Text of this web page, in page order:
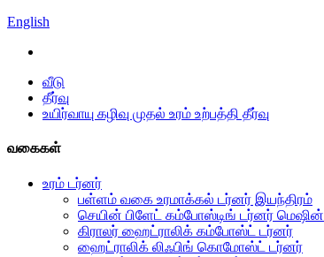
English
வீடு
தீர்வு
உயிர்வாயு கழிவு முதல் உரம் உற்பத்தி தீர்வு
வகைகள்
உரம் டர்னர்
பள்ளம் வகை உரமாக்கல் டர்னர் இயந்திரம்
செயின் பிளேட் கம்போஸ்டிங் டர்னர் மெஷின்
கிராலர் ஹைட்ராலிக் கம்போஸ்ட் டர்னர்
ஹைட்ராலிக் லிஃபிங் கொமோஸ்ட் டர்னர்